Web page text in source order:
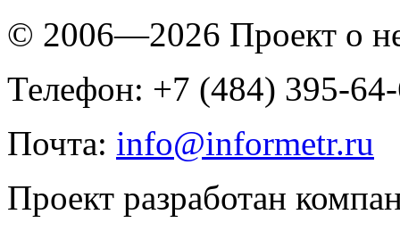
© 2006—2026 Проект о
Телефон: +7 (484) 395-
Почта: info@informetr.ru
Проект разработан